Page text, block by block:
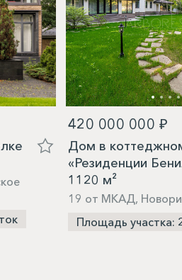
420 000 000 ₽
Дом в
«Резиденции
1120 м²
19 от МКАД,
Площадь участка: